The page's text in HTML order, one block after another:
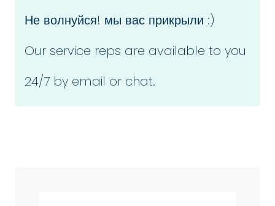
Не волнуйся! мы вас прикрыли :)
Our service reps are available to you
24/7 by email or chat.